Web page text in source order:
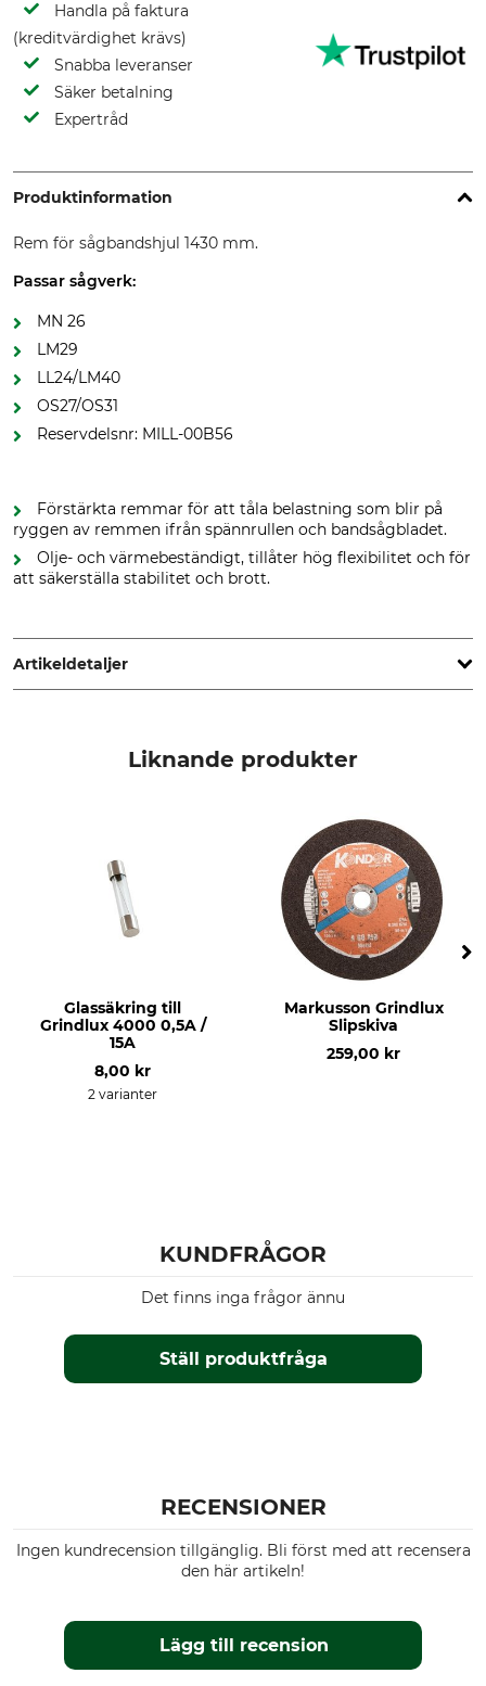
Handla på faktura
(kreditvärdighet krävs)
Snabba leveranser
Säker betalning
Expertråd
Produktinformation
Rem för sågbandshjul 1430 mm.
Passar sågverk:
MN 26
LM29
LL24/LM40
OS27/OS31
Reservdelsnr: MILL-00B56
Förstärkta remmar för att tåla belastning som blir på
ryggen av remmen ifrån spännrullen och bandsågbladet.
Olje- och värmebeständigt, tillåter hög flexibilitet och för
att säkerställa stabilitet och brott.
Artikeldetaljer
Norwood MN27
Liknande produkter
Glassäkring till
Grindlux 4000 0,5A /
15A
8,00 kr
2 varianter
Markusson Grindlux
Slipskiva
259,00 kr
KUNDFRÅGOR
Ställ produktfråga
Det finns inga frågor ännu
RECENSIONER
Ingen kundrecension tillgänglig. Bli först med att recensera
den här artikeln!
Lägg till recension